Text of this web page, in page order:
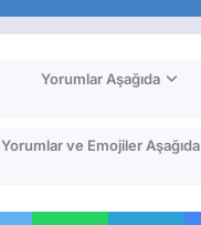
Yorumlar Aşağıda
Yorumlar ve Emojiler Aşağıda